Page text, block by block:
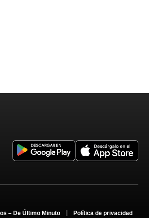
– De Último Minuto Política de privacidad